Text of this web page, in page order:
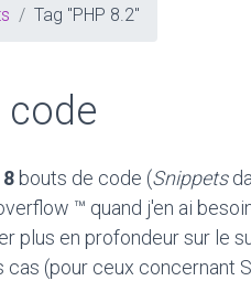
Tag "PHP 8.2"
code
8 bouts de code (Snippets
™ quand j'en ai
plus en profondeur sur le
cas (pour ceux